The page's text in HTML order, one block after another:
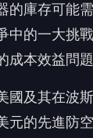
的庫存可能
中的一大挑
本效益問題
國及其在波
元的先進防